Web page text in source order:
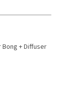
Bong + Diffuser